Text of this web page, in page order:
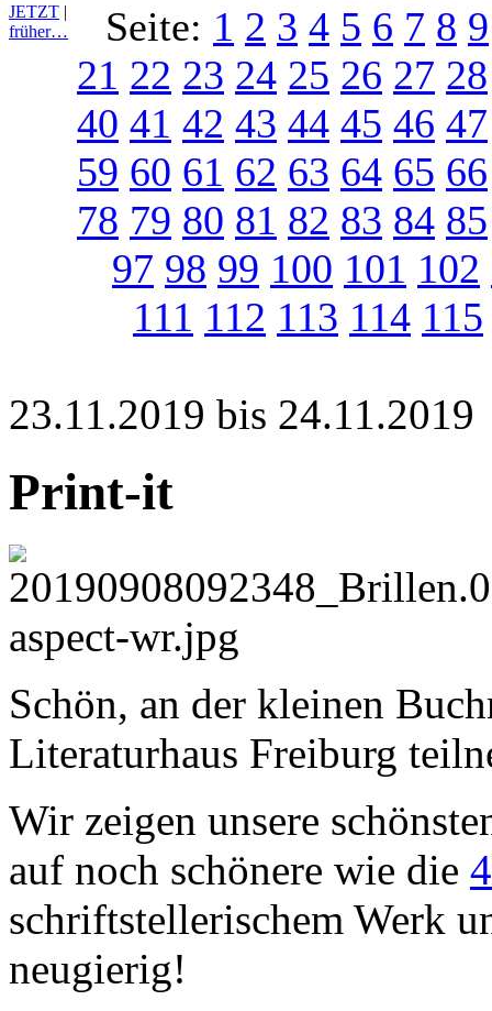
JETZT |
früher…
Seite: 1 2 3 4 5 6 7 8 9
21 22 23 24 25 26 27 28
40 41 42 43 44 45 46 47
59 60 61 62 63 64 65 66
78 79 80 81 82 83 84 85
97 98 99 100 101 102
111 112 113 114 115
23.11.2019 bis 24.11.2019
Print-it
Schön, an der kleinen
Literaturhaus Freiburg
Wir zeigen unsere
auf noch schönere wie die
schriftstellerischem Werk
neugierig!